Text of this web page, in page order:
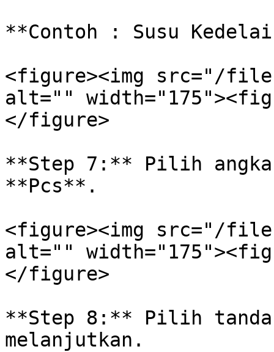
**Contoh : Susu
<figure><img src="/
alt=""
</figure>
**Step 7:** Pilih
**Pcs**.
<figure><img src="/files/
alt=""
</figure>
**Step 8:** Pilih
melanjutkan.